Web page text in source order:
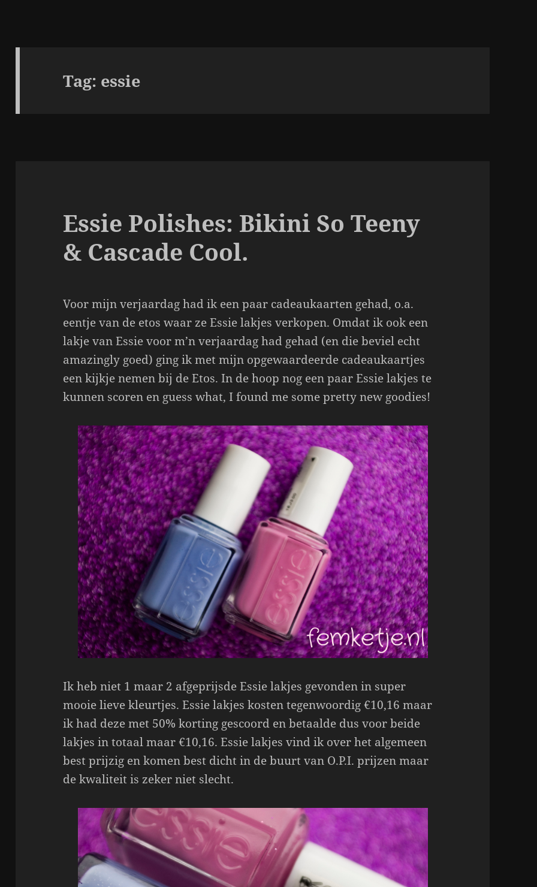
Tag: essie
Essie Polishes: Bikini So Teeny
& Cascade Cool.
Voor mijn verjaardag had ik een paar cadeaukaarten gehad, o.a.
eentje van de etos waar ze Essie lakjes verkopen. Omdat ik ook een
lakje van Essie voor m’n verjaardag had gehad (en die beviel echt
amazingly goed) ging ik met mijn opgewaardeerde cadeaukaartjes
een kijkje nemen bij de Etos. In de hoop nog een paar Essie lakjes te
kunnen scoren en guess what, I found me some pretty new goodies!
Ik heb niet 1 maar 2 afgeprijsde Essie lakjes gevonden in super
mooie lieve kleurtjes. Essie lakjes kosten tegenwoordig €10,16 maar
ik had deze met 50% korting gescoord en betaalde dus voor beide
lakjes in totaal maar €10,16. Essie lakjes vind ik over het algemeen
best prijzig en komen best dicht in de buurt van O.P.I. prijzen maar
de kwaliteit is zeker niet slecht.